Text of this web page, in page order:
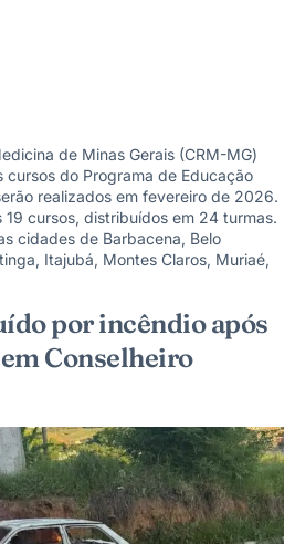
de Minas Gerais (CRM-MG)
cursos do Programa de Educação
realizados em fevereiro de 2026.
cursos, distribuídos em 24 turmas.
cidades de Barbacena, Belo
Itajubá, Montes Claros, Muriaé,
por incêndio após
Conselheiro